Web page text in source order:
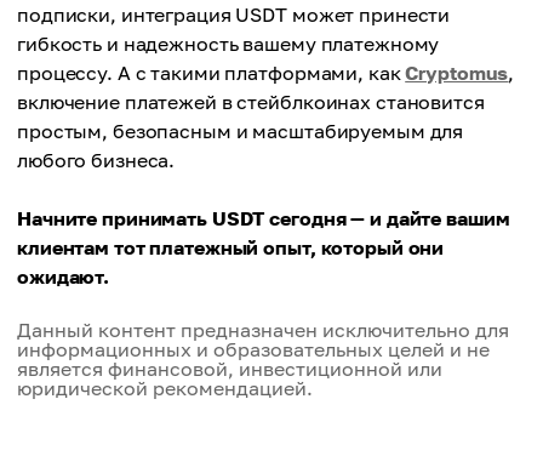
подписки, интеграция USDT может принести
гибкость и надежность вашему платежному
процессу. А с такими платформами, какCryptomus,
включение платежей в стейблкоинах становится
простым, безопасным и масштабируемым для
любого бизнеса.
Начните принимать USDT сегодня — и дайте вашим
клиентам тот платежный опыт, который они
ожидают.
Данный контент предназначен исключительно для
информационных и образовательных целей и не
является финансовой, инвестиционной или
юридической рекомендацией.